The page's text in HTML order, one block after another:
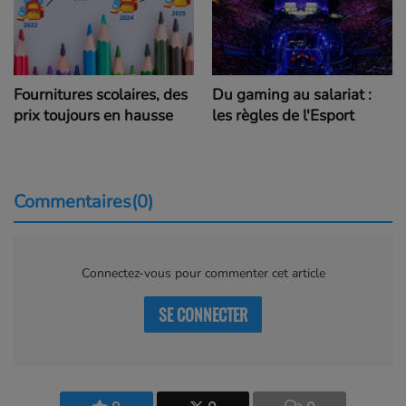
Fournitures scolaires, des
prix toujours en hausse
Du gaming au salariat :
les règles de l'Esport
Commentaires(0)
Connectez-vous pour commenter cet article
SE CONNECTER